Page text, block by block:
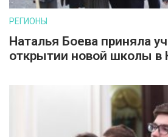
РЕГИОНЫ
Наталья Боева приняла
открытии новой школы в